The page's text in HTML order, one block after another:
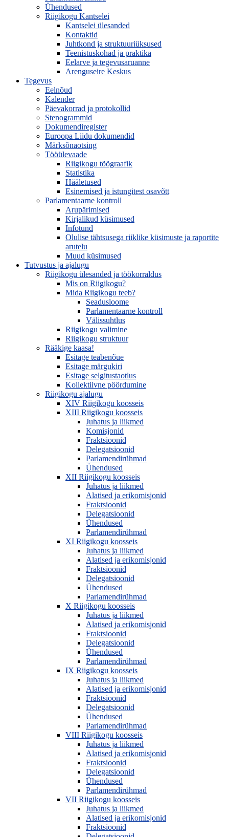
Ühendused
Riigikogu Kantselei
Kantselei ülesanded
Kontaktid
Juhtkond ja struktuuriüksused
Teenistuskohad ja praktika
Eelarve ja tegevusaruanne
Arenguseire Keskus
Tegevus
Eelnõud
Kalender
Päevakorrad ja protokollid
Stenogrammid
Dokumendiregister
Euroopa Liidu dokumendid
Märksõnaotsing
Tööülevaade
Riigikogu töögraafik
Statistika
Hääletused
Esinemised ja istungitest osavõtt
Parlamentaarne kontroll
Arupärimised
Kirjalikud küsimused
Infotund
Olulise tähtsusega riiklike küsimuste ja raportite
arutelu
Muud küsimused
Tutvustus ja ajalugu
Riigikogu ülesanded ja töökorraldus
Mis on Riigikogu?
Mida Riigikogu teeb?
Seadusloome
Parlamentaarne kontroll
Välissuhtlus
Riigikogu valimine
Riigikogu struktuur
Rääkige kaasa!
Esitage teabenõue
Esitage märgukiri
Esitage selgitustaotlus
Kollektiivne pöördumine
Riigikogu ajalugu
XIV Riigikogu koosseis
XIII Riigikogu koosseis
Juhatus ja liikmed
Komisjonid
Fraktsioonid
Delegatsioonid
Parlamendirühmad
Ühendused
XII Riigikogu koosseis
Juhatus ja liikmed
Alatised ja erikomisjonid
Fraktsioonid
Delegatsioonid
Ühendused
Parlamendirühmad
XI Riigikogu koosseis
Juhatus ja liikmed
Alatised ja erikomisjonid
Fraktsioonid
Delegatsioonid
Ühendused
Parlamendirühmad
X Riigikogu koosseis
Juhatus ja liikmed
Alatised ja erikomisjonid
Fraktsioonid
Delegatsioonid
Ühendused
Parlamendirühmad
IX Riigikogu koosseis
Juhatus ja liikmed
Alatised ja erikomisjonid
Fraktsioonid
Delegatsioonid
Ühendused
Parlamendirühmad
VIII Riigikogu koosseis
Juhatus ja liikmed
Alatised ja erikomisjonid
Fraktsioonid
Delegatsioonid
Ühendused
Parlamendirühmad
VII Riigikogu koosseis
Juhatus ja liikmed
Alatised ja erikomisjonid
Fraktsioonid